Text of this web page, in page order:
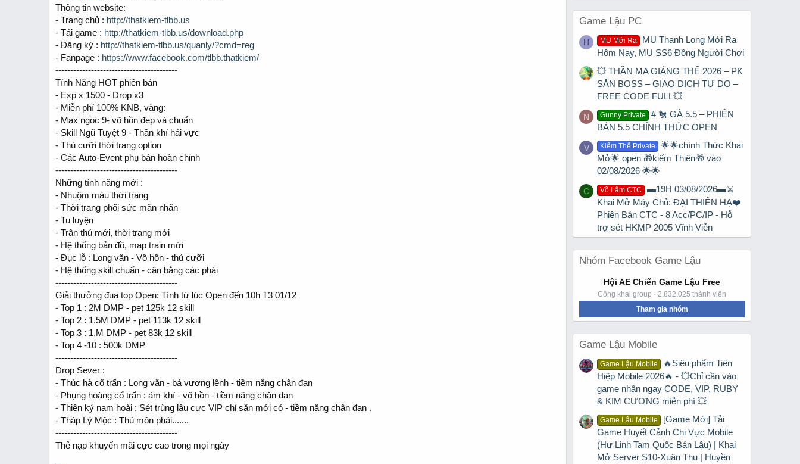
a
r
e
Thông tin website:
- Trang chủ : http://thatkiem-tlbb.us
- Tải game : http://thatkiem-tlbb.us/download.php
- Đăng ký : http://thatkiem-tlbb.us/quanly/?cmd=reg
- Fanpage : https://www.facebook.com/tlbb.thatkiem/
-----------------------------------------
Tính Năng HOT phiên bản
- Exp x 1500 - Drop x3
- Miễn phí 100% KNB, vàng:
- Max ngọc 9- võ hồn đẹp và chuẩn
- Skill Ngũ Tuyệt 9 - Thần khí hải vực
- Thú cưỡi thời trang option
- Các Auto-Event phụ bản hoàn chỉnh
-----------------------------------------
Những tính năng mới :
- Nhuộm màu thời trang
- Thời trang phối sức mãn nhãn
- Tu luyện
- Trân thú mới, thời trang mới
- Hệ thống bản đồ, map train mới
- Đục lỗ : Long văn - Võ hồn - thú cưỡi
- Hệ thống skill chuẩn - cân bằng các phái
-----------------------------------------
Giải thưởng đua top Open: Tính từ lúc Open đến 10h T3 01/12
- Top 1 : 2M DMP - pet 125k 12 skill
- Top 2 : 1.5M DMP - pet 113k 12 skill
- Top 3 : 1.M DMP - pet 83k 12 skill
- Top 4 -10 : 500k DMP
-----------------------------------------
Drop Sever :
- Thúc hà cổ trấn : Long văn - bá vương lệnh - tiềm năng chân đan
- Phụng hoàng cổ trấn : ám khí - võ hồn - tiềm năng chân đan
- Thiên kỷ nam hoài : Sét trùng lâu cực VIP chỉ săn mới có - tiềm năng chân đan .
- Tháp Lý Mộc : Thú môn phái.......
-----------------------------------------
Thẻ nạp khuyến mãi cực cao trong mọi ngày
Game Lậu PC
H MU Mới Ra
MU Thanh Long Mới Ra
Hôm Nay, MU SS6 Đông Người Chơi
💥 THẦN MA GIÁNG THẾ 2026 – PK
SĂN BOSS – GIAO DỊCH TỰ DO –
FREE CODE FULL💥
N Gunny Private
# 🐔 GÀ 5.5 – PHIÊN
BẢN 5.5 CHÍNH THỨC OPEN
V Kiếm Thế Private
🌟🌟chính Thức Khai
Mở🌟 open 🎁kiếm Thiên🎁 vào
02/08/2026 🌟🌟
C Võ Lâm CTC
▬19H 03/08/2026▬⚔️
Khai Mở Máy Chủ: ĐẠI THIÊN HẠ❤️
Phiên Bản CTC - 8 Acc/PC/IP - Hỗ
trợ sét HKMP 2005 Vĩnh Viễn
Nhóm Facebook Game Lậu
Hội AE Chiến Game Lậu Free
Công khai group · 2.832.025 thành viên
Tham gia nhóm
Game Lậu Mobile
Game Lậu Mobile
🔥Siêu phẩm Tiên
Hiệp Mobile 2026🔥 - 💥Chỉ cần vào
game nhận ngay CODE, VIP, RUBY
& KIM CƯƠNG miễn phí 💥
Game Lậu Mobile
[Game Mới] Tải
Game Huyết Cảnh Chi Vực Mobile
(Hư Linh Tam Quốc Bản Lậu) | Khai
Mở Server S10-Xuân Thu | Huyền